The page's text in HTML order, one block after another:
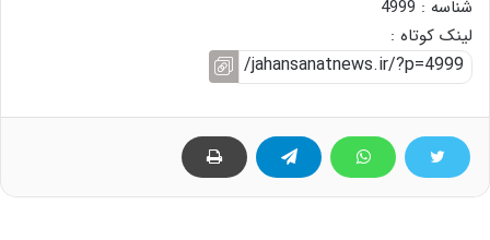
شناسه : 4999
لینک کوتاه :